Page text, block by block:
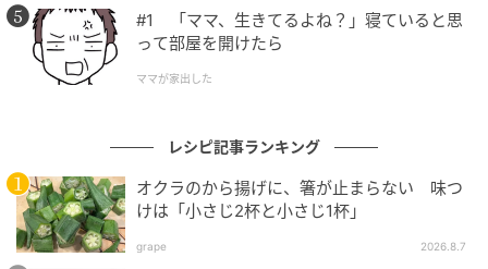
#1 「ママ、生きてるよね？」寝ていると思
って部屋を開けたら
ママが家出した
レシピ記事ランキング
オクラのから揚げに、箸が止まらない 味つ
けは「小さじ2杯と小さじ1杯」
grape 2026.8.7